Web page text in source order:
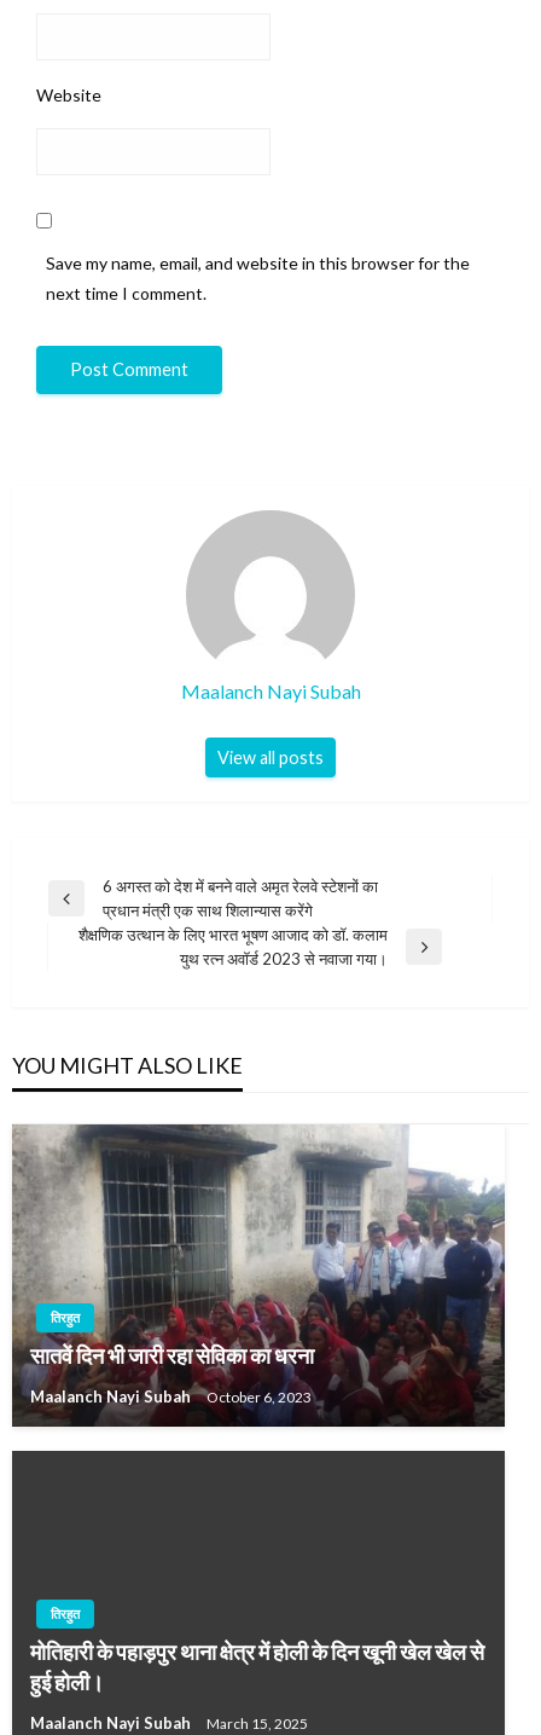
Website
Save my name, email, and website in this browser for the
next time I comment.
Maalanch Nayi Subah
View all posts
Post
navigation
Previous
Post
6 अगस्त को देश में बनने वाले अमृत रेलवे स्टेशनों का
प्रधान मंत्री एक साथ शिलान्यास करेंगे
शैक्षणिक उत्थान के लिए भारत भूषण आजाद को डॉ. कलाम
युथ रत्न अवॉर्ड 2023 से नवाजा गया।
YOU MIGHT ALSO LIKE
तिरहुत
सातवें दिन भी जारी रहा सेविका का धरना
Maalanch Nayi Subah October 6, 2023
तिरहुत
मोतिहारी के पहाड़पुर थाना क्षेत्र में होली के दिन खूनी खेल खेल से
हुई होली।
Maalanch Nayi Subah March 15, 2025